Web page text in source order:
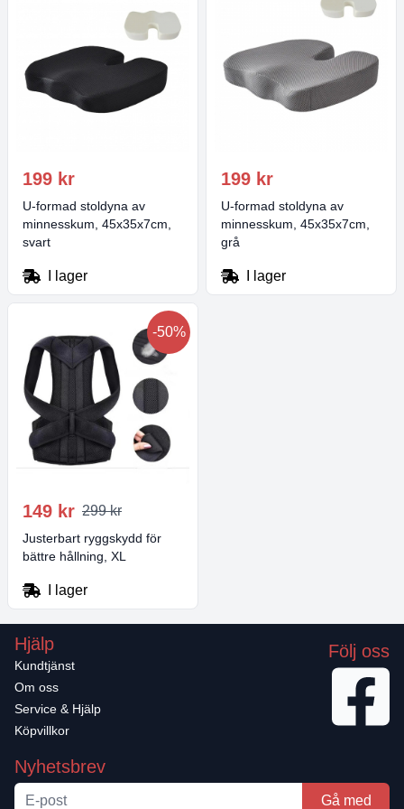
199 kr
U-formad stoldyna av
minnesskum, 45x35x7cm,
svart
I lager
199 kr
U-formad stoldyna av
minnesskum, 45x35x7cm,
grå
I lager
-50%
149 kr 299 kr
Justerbart ryggskydd för
bättre hållning, XL
I lager
Hjälp
Kundtjänst
Om oss
Service & Hjälp
Köpvillkor
Följ oss
Nyhetsbrev
Gå med